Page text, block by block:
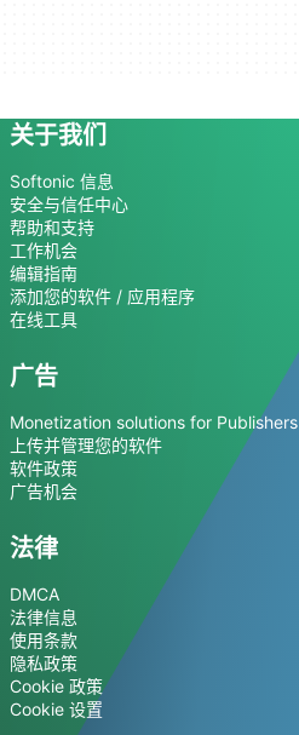
关于我们
Softonic 信息
安全与信任中心
帮助和支持
工作机会
编辑指南
添加您的软件 / 应用程序
在线工具
广告
Monetization solutions for Publishers
上传并管理您的软件
软件政策
广告机会
法律
DMCA
法律信息
使用条款
隐私政策
Cookie 政策
Cookie 设置